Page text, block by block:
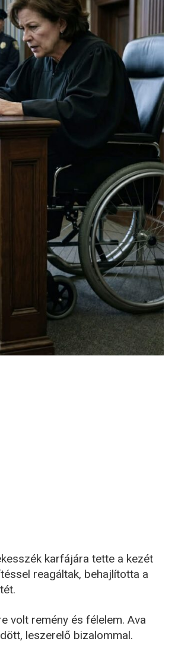
karfájára tette a kezét
reagáltak, behajlította a
volt remény és félelem. Ava
leszerelő bizalommal.